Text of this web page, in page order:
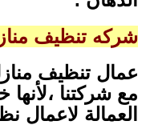
شركه تنظيف
عمال تنظيف
مع شركتنا
العمالة لاعمال